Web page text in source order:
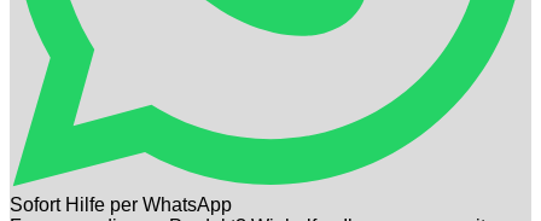
Sofort Hilfe per WhatsApp